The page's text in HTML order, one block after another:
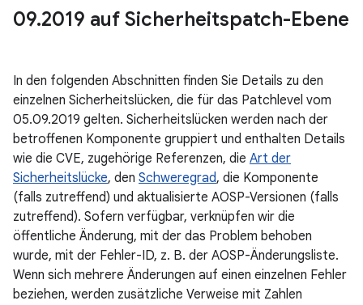
09.2019 auf Sicherheitspatch-Ebene
In den folgenden Abschnitten finden Sie Details zu den
einzelnen Sicherheitslücken, die für das Patchlevel vom
05.09.2019 gelten. Sicherheitslücken werden nach der
betroffenen Komponente gruppiert und enthalten Details
wie die CVE, zugehörige Referenzen, die Art der
Sicherheitslücke, den Schweregrad, die Komponente
(falls zutreffend) und aktualisierte AOSP-Versionen (falls
zutreffend). Sofern verfügbar, verknüpfen wir die
öffentliche Änderung, mit der das Problem behoben
wurde, mit der Fehler-ID, z. B. der AOSP-Änderungsliste.
Wenn sich mehrere Änderungen auf einen einzelnen Fehler
beziehen, werden zusätzliche Verweise mit Zahlen